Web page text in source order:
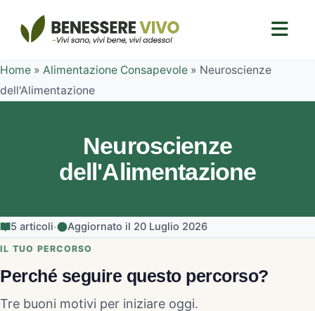
Home » Alimentazione Consapevole » Neuroscienze
dell'Alimentazione
Neuroscienze
dell'Alimentazione
5 articoli· Aggiornato il 20 Luglio 2026
IL TUO PERCORSO
Perché seguire questo percorso?
Tre buoni motivi per iniziare oggi.